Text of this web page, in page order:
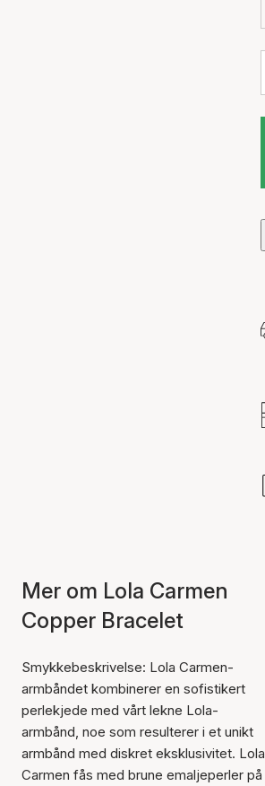
Mer om Lola Carmen
Copper Bracelet
Smykkebeskrivelse: Lola Carmen-
armbåndet kombinerer en sofistikert
perlekjede med vårt lekne Lola-
armbånd, noe som resulterer i et unikt
armbånd med diskret eksklusivitet. Lola
Carmen fås med brune emaljeperler på